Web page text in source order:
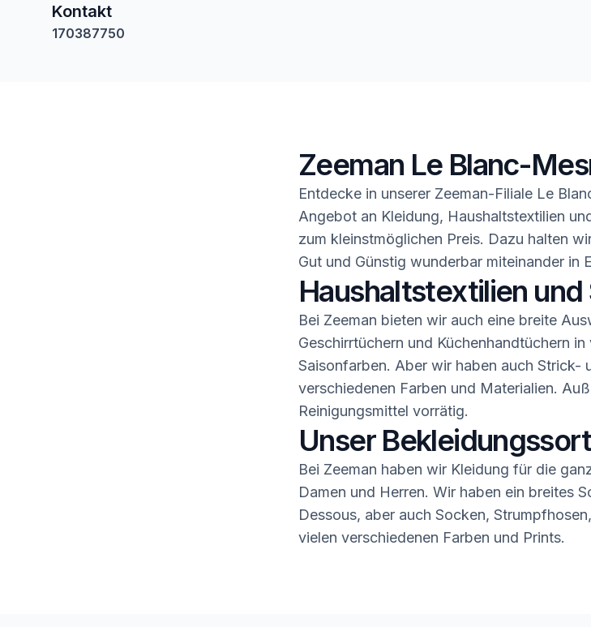
Kontakt
170387750
Zeeman Le Blanc-
Entdecke in unserer Zeeman-Filiale Le
Angebot an Kleidung, Haushaltstextilien
zum kleinstmöglichen Preis. Dazu halten
Gut und Günstig wunderbar miteinander in
Haushaltstextilien
Bei Zeeman bieten wir auch eine breite
Geschirrtüchern und Küchenhandtüchern
Saisonfarben. Aber wir haben auch Strick-
verschiedenen Farben und Materialien.
Reinigungsmittel vorrätig.
Unser
Bei Zeeman haben wir Kleidung für die
Damen und Herren. Wir haben ein breites
Dessous, aber auch Socken,
vielen verschiedenen Farben und Prints.